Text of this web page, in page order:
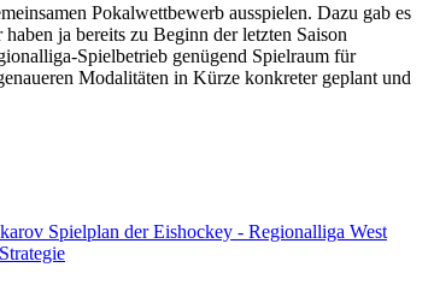
Pokalwettbewerb ausspielen. Dazu gab es
ja bereits zu Beginn der letzten Saison
Spielbetrieb genügend Spielraum für
Modalitäten in Kürze konkreter geplant und
Spielplan der Eishockey - Regionalliga West